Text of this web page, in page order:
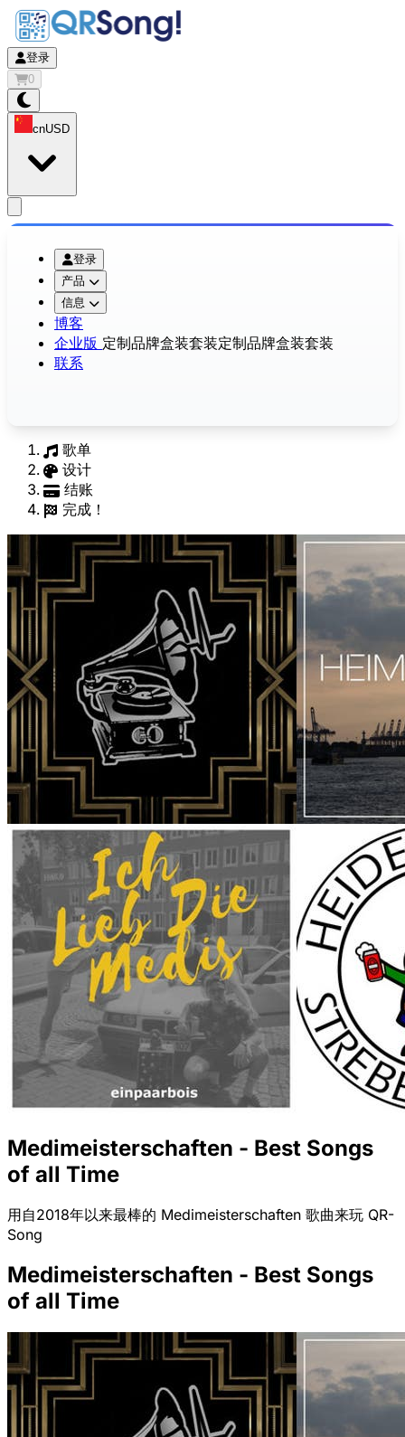
登录
0
cnUSD
登录
产品
信息
博客
企业版 定制品牌盒装套装定制品牌盒装套装
联系
歌单
设计
结账
完成！
Medimeisterschaften - Best Songs
of all Time
用自2018年以来最棒的 Medimeisterschaften 歌曲来玩 QR-
Song
Medimeisterschaften - Best Songs
of all Time